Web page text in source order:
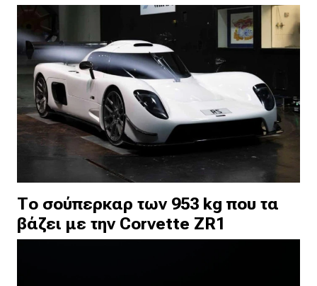
Το σούπερκαρ των 953 kg που τα
βάζει με την Corvette ZR1